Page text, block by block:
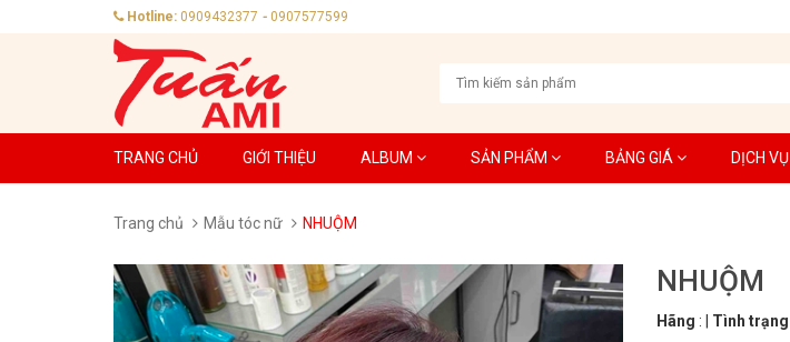
Hotline: 0909432377 - 0907577599
TRANG CHỦ GIỚI THIỆU ALBUM SẢN PHẨM BẢNG GIÁ DỊCH VỤ
Trang chủ Mẫu tóc nữ NHUỘM
NHUỘM
Hãng : Tình trạng